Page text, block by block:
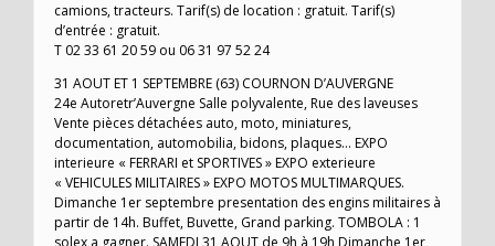
camions, tracteurs. Tarif(s) de location : gratuit. Tarif(s)
d’entrée : gratuit.
T 02 33 61 20 59 ou 06 31 97 52 24
31 AOUT ET 1 SEPTEMBRE (63) COURNON D’AUVERGNE
24e Autoretr’Auvergne Salle polyvalente, Rue des laveuses
Vente pièces détachées auto, moto, miniatures,
documentation, automobilia, bidons, plaques… EXPO
interieure « FERRARI et SPORTIVES » EXPO exterieure
« VEHICULES MILITAIRES » EXPO MOTOS MULTIMARQUES.
Dimanche 1er septembre presentation des engins militaires à
partir de 14h. Buffet, Buvette, Grand parking. TOMBOLA : 1